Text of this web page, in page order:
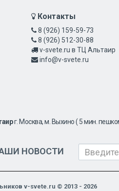
Контакты
8 (926) 159-59-73
8 (926) 512-30-88
v-svete.ru в ТЦ Альтаир
info@v-svete.ru
г. Москва, м. Выхино ( 5 мин.
НОВОСТИ
v-svete.ru © 2013 - 2026